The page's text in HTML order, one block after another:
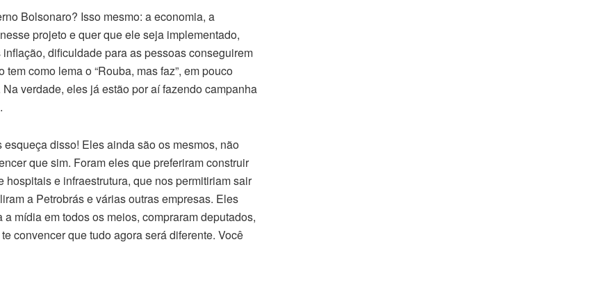
Bolsonaro? Isso mesmo: a economia, a
projeto e quer que ele seja implementado,
dificuldade para as pessoas conseguirem
como lema o “Rouba, mas faz”, em pouco
verdade, eles já estão por aí fazendo campanha
disso! Eles ainda são os mesmos, não
que sim. Foram eles que preferiram construir
e infraestrutura, que nos permitiriam sair
a Petrobrás e várias outras empresas. Eles
mídia em todos os meios, compraram deputados,
convencer que tudo agora será diferente. Você